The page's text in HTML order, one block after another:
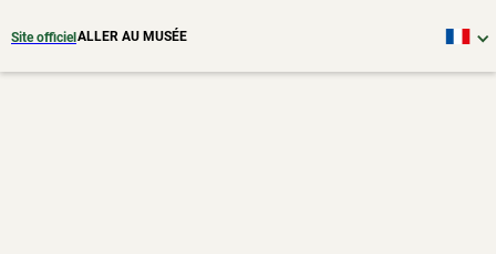
Site officiel ALLER AU MUSÉE